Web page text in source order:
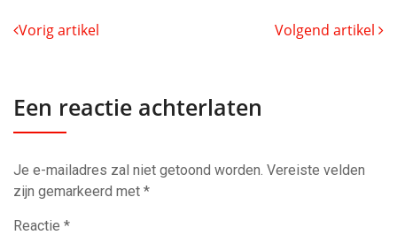
Vorig artikel Volgend artikel
Een reactie achterlaten
Je e-mailadres zal niet getoond worden. Vereiste velden
zijn gemarkeerd met *
Reactie *